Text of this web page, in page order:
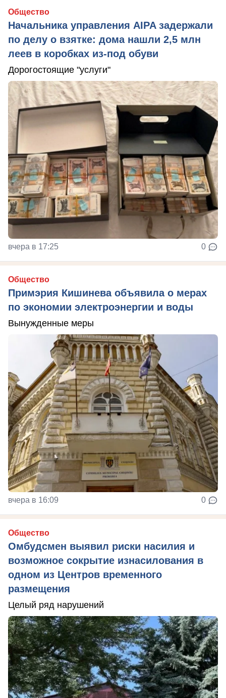
Общество
Начальника управления AIPA задержали
по делу о взятке: дома нашли 2,5 млн
леев в коробках из-под обуви
Дорогостоящие "услуги"
вчера в 17:25 0
Общество
Примэрия Кишинева объявила о мерах
по экономии электроэнергии и воды
Вынужденные меры
вчера в 16:09 0
Общество
Омбудсмен выявил риски насилия и
возможное сокрытие изнасилования в
одном из Центров временного
размещения
Целый ряд нарушений